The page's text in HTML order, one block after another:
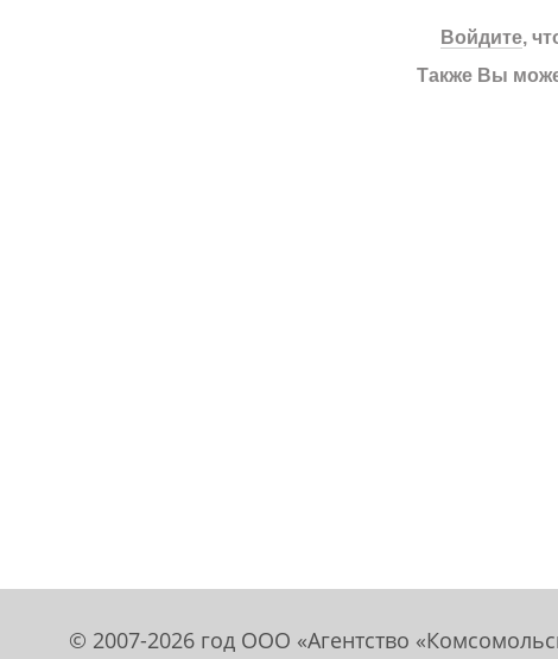
Войдите,
Также Вы
© 2007-2026 год ООО «Агентство